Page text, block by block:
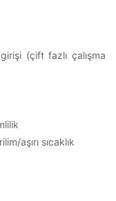
(çift fazlı çalışma
aşırı sıcaklık